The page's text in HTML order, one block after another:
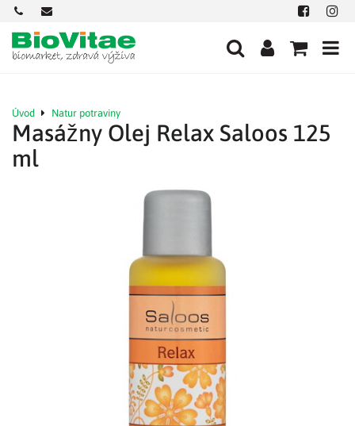
+421
901
712
584
office@biovitae.sk Facebook
Úvod Natur potraviny
Masážny Olej Relax Saloos 125
ml